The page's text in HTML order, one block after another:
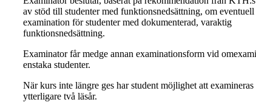
av stöd till studenter med funktionsnedsättning, om eventuell
examination för studenter med dokumenterad, varaktig
funktionsnedsättning.
Examinator får medge annan examinationsform vid
enstaka studenter.
När kurs inte längre ges har student möjlighet att examineras
ytterligare två läsår.